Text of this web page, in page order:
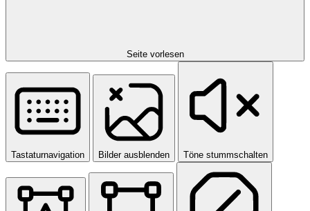
Seite vorlesen
Tastaturnavigation Bilder ausblenden Töne stummschalten